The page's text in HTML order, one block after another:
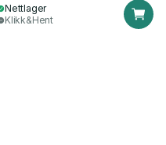
Nettlager
Klikk&Hent